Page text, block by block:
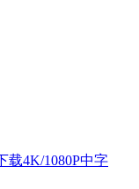
载4K/1080P中字